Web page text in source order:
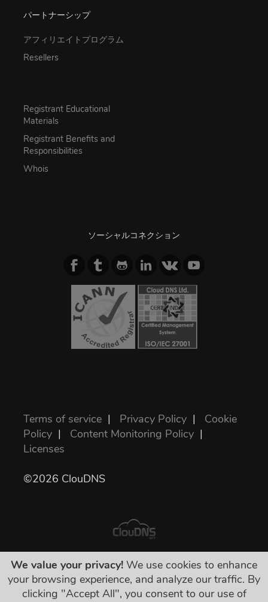
パートナーシップ
アフィリエイトプログラム
Resellers
Registrant Educational
Materials
Registrant Benefits and
Responsibilities
Whois
ソーシャルコネクション
Terms of service | Privacy Policy | Cookie
Policy | Content Monitoring Policy |
Licenses
©2026 ClouDNS
表示されている値段が全部最終的で、必要な
税金を含んでいます。隠された料金などは一
We value your privacy! We use cookies to enhance
your browsing experience, and analyze our traffic. By
clicking "Accept All", you consent to our use of